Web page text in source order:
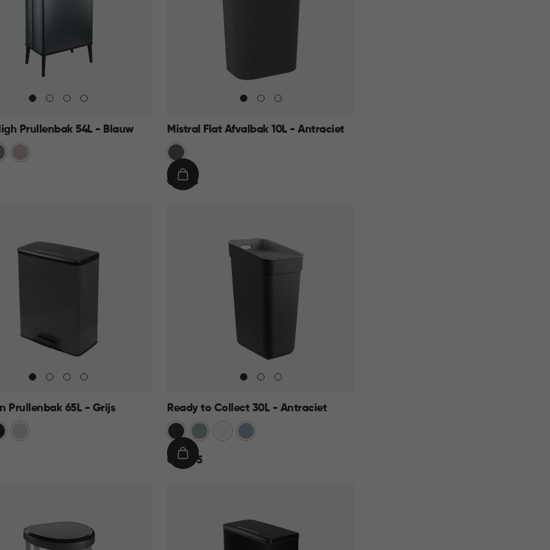
Prullenbak 54L - Blauw
Rose
Mistral Flat Afvalbak 10L - Antraciet
Anthraciet
€€ 11,95
IN
Prullenbak 65L - Grijs Ready to Collect 30L - Antraciet
Donkergrijs
Groen Blauw
€€ 24,95
IN